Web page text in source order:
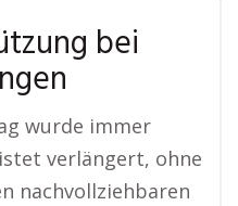
bei
wurde immer
verlängert, ohne
nachvollziehbaren